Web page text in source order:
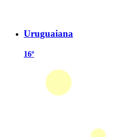
Uruguaiana
16º